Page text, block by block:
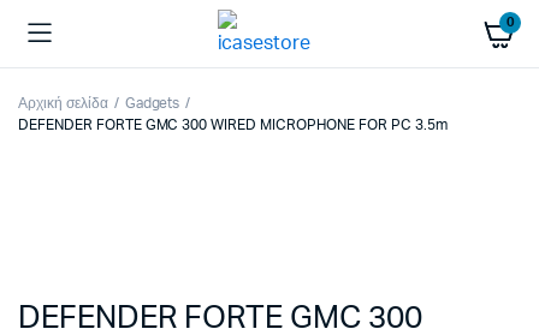
0
Αρχική σελίδα
Gadgets
DEFENDER FORTE GMC 300 WIRED MICROPHONE FOR PC 3.5m
DEFENDER FORTE GMC 300